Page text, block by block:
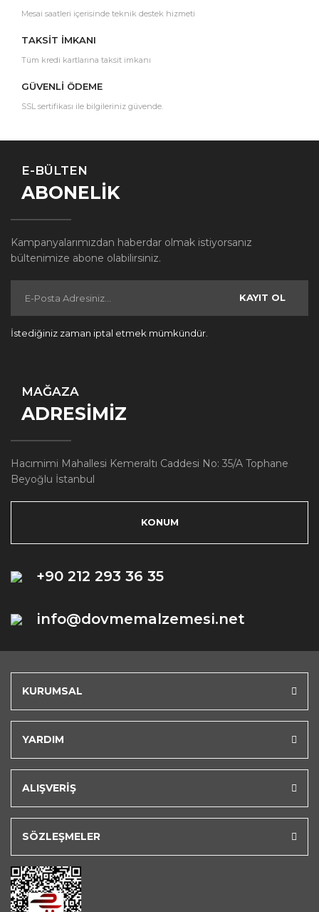
Mesai saatleri içerisinde teknik destek hizmeti
TAKSİT İMKANI
Tüm kredi kartlarına taksit imkanı
GÜVENLİ ÖDEME
SSL sertifikası ile bilgileriniz güvende.
E-BÜLTEN
ABONELİK
Kampanyalarımızdan haberdar olmak istiyorsanız
bültenimize abone olabilirsiniz.
KAYIT OL
İstediğiniz zaman iptal etmek mümkündür.
MAĞAZA
ADRESİMİZ
Hacımimi Mahallesi Kemeraltı Caddesi No: 35/A Tophane
Beyoğlu İstanbul
KONUM
+90 212 293 36 35
info@dovmemalzemesi.net
KURUMSAL
YARDIM
ALIŞVERİŞ
SÖZLEŞMELER